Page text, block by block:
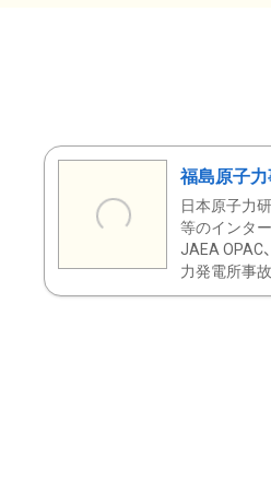
福島原子
日本原子力
等のインタ
JAEA OPAC
力発電所事